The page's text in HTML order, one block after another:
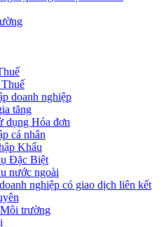
doanh nghiệp
tăng
dụng Hóa đơn
cá nhân
Khẩu
Đặc Biệt
nước ngoài
nghiệp có giao dịch liên kết
trường